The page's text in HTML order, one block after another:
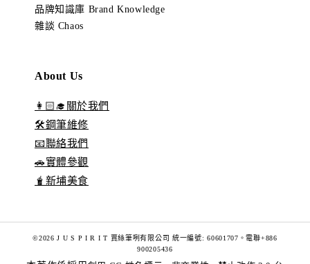
品牌知識庫 Brand Knowledge
雜談 Chaos
About Us
👩🏻‍🎓關於我們
🛠️鋼筆維修
📧聯絡我們
🚗實體參觀
🧋新埔美食
©2026 J U S P I R I T 賈絲筆咧有限公司 統一編號: 60601707。電聯+886
900205436